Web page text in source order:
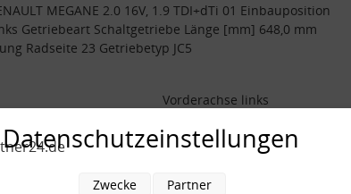
MEGANE 2.0 16V, 1.9 TDI+dTi 01 Einbauposition
Getriebeart Schaltgetriebe Länge [mm] 648,0 mm
Radseite 23 Getriebetyp JC5
Vorderachse links
Schaltgetriebe
JC5
Radseite:
23
Datenschutzeinstellungen
Zwecke Partner